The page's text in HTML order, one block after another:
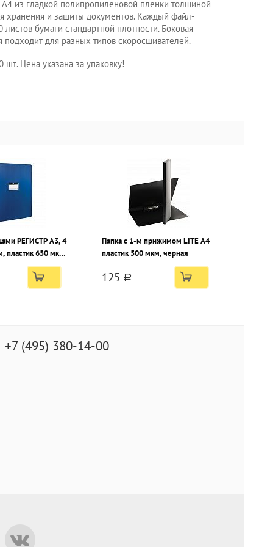
из гладкой полипропиленовой пленки толщиной
хранения и защиты документов. Каждый файл-
бумаги стандартной плотности. Боковая
подходит для разных типов скоросшивателей.
шт. Цена указана за упаковку!
РЕГИСТР А3, 4
650 мкм,
Папка с 1-м прижимом LITE А4
пластик 500 мкм, черная
125 a
+7 (495) 380-14-00